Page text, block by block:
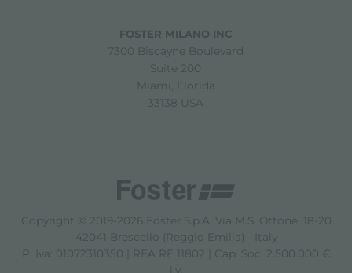
FOSTER MILANO INC
7300 Biscayne Boulevard
Suite 200
Miami, Florida
33138 USA
Copyright © 2019-2026 Foster S.p.A. Via M.S. Ottone, 18-20
42041 Brescello (Reggio Emilia) - Italy
P. Iva: 01072310350 | REA RE 11802 | Cap. Soc. 2.500.000 €
i.v.